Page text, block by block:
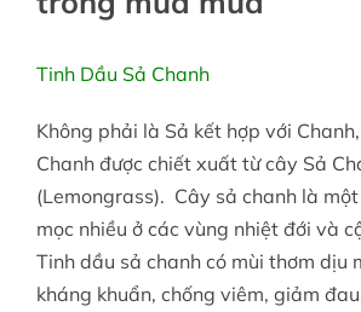
Tinh Dầu Sả Chanh
Không phải là Sả kết hợp với
Chanh được chiết xuất từ cây Sả
(Lemongrass). Cây sả chanh là
mọc nhiều ở các vùng nhiệt đới và
Tinh dầu sả chanh có mùi thơm dịu
kháng khuẩn, chống viêm, giảm